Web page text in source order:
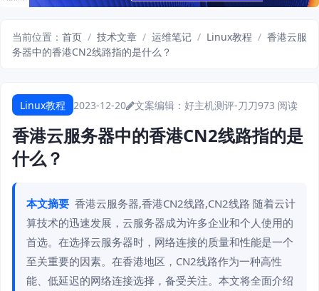
当前位置： 首页 / 技术文章 / 运维笔记 / Linux教程 / 香港云服
务器中的香港CN2线路指的是什么？
Linux教程 2023-12-20 文案编辑：好主机测评-刀刀973 阅读
香港云服务器中的香港CN2线路指的是
什么？
本文摘要 香港云服务器,香港CN2线路,CN2线路 随着云计
算技术的迅速发展，云服务器成为许多企业和个人使用的
首选。在选择云服务器时，网络连接的质量和性能是一个
至关重要的因素。在香港地区，CN2线路作为一种高性
能、低延迟的网络连接选择，备受关注。本文将全面介绍